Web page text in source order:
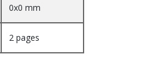
0x0 mm
2 pages